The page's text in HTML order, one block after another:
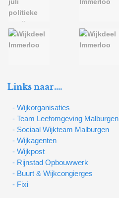
Links naar….
- Wijkorganisaties
- Team Leefomgeving Malburgen
- Sociaal Wijkteam Malburgen
- Wijkagenten
- Wijkpost
- Rijnstad Opbouwwerk
- Buurt & Wijkcongierges
- Fixi